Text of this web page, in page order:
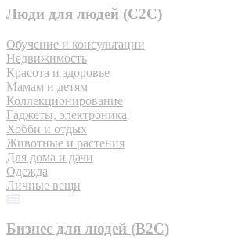
Люди для людей (С2С)
Обучение и консультации
Недвижимость
Красота и здоровье
Мамам и детям
Коллекционирование
Гаджеты, электроника
Хобби и отдых
Животные и растения
Для дома и дачи
Одежда
Личные вещи
Бизнес для людей (B2C)